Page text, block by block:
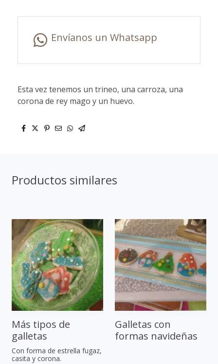
Envíanos un Whatsapp
Esta vez tenemos un trineo, una carroza, una
corona de rey mago y un huevo.
Productos similares
Más tipos de
galletas
Con forma de estrella fugaz,
casita y corona.
Galletas con
formas navideñas